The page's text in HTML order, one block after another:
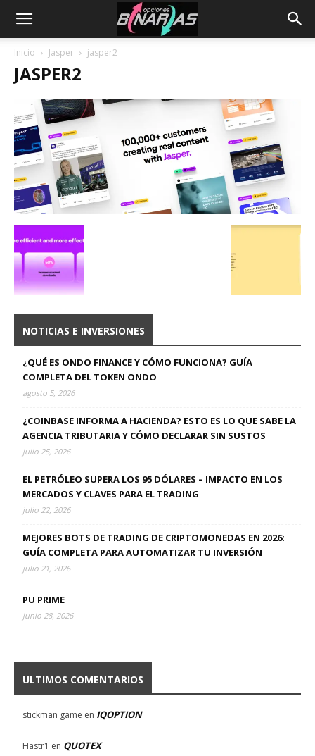
Inicio Jasper jasper2
JASPER2
NOTICIAS E INVERSIONES
¿QUÉ ES ONDO FINANCE Y CÓMO FUNCIONA? GUÍA
COMPLETA DEL TOKEN ONDO
agosto 5, 2026
¿COINBASE INFORMA A HACIENDA? ESTO ES LO QUE SABE LA
AGENCIA TRIBUTARIA Y CÓMO DECLARAR SIN SUSTOS
julio 25, 2026
EL PETRÓLEO SUPERA LOS 95 DÓLARES – IMPACTO EN LOS
MERCADOS Y CLAVES PARA EL TRADING
julio 22, 2026
MEJORES BOTS DE TRADING DE CRIPTOMONEDAS EN 2026:
GUÍA COMPLETA PARA AUTOMATIZAR TU INVERSIÓN
julio 21, 2026
PU PRIME
junio 28, 2026
ULTIMOS COMENTARIOS
stickman game en IQOPTION
Hastr1 en QUOTEX